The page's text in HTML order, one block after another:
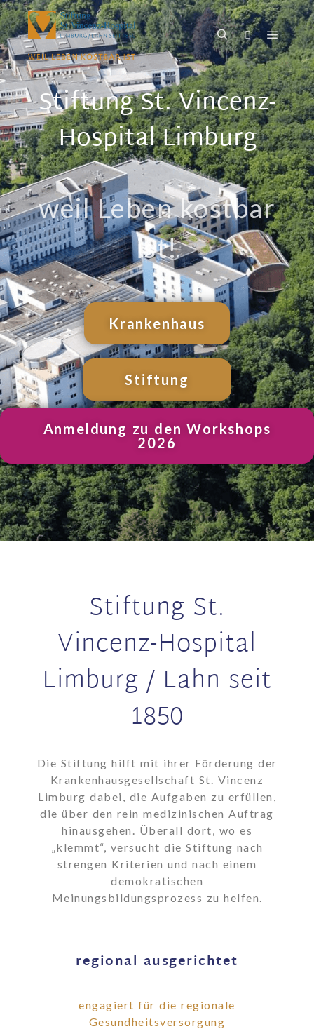
Stiftung St. Vincenz-
Hospital Limburg
weil Leben kostbar
ist!
Krankenhaus
Stiftung
Anmeldung zu den Workshops
2026
Stiftung St.
Vincenz-Hospital
Limburg / Lahn seit
1850
Die Stiftung hilft mit ihrer Förderung der
Krankenhausgesellschaft St. Vincenz
Limburg dabei, die Aufgaben zu erfüllen,
die über den rein medizinischen Auftrag
hinausgehen. Überall dort, wo es
„klemmt“, versucht die Stiftung nach
strengen Kriterien und nach einem
demokratischen
Meinungsbildungsprozess zu helfen.
regional ausgerichtet
engagiert für die regionale
Gesundheitsversorgung